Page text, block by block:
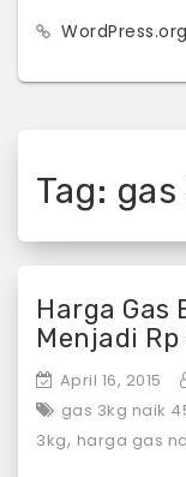
WordPress.org
Tag:
Harga Gas
Menjadi
April 16, 2015
gas 3kg naik
3kg, harga gas